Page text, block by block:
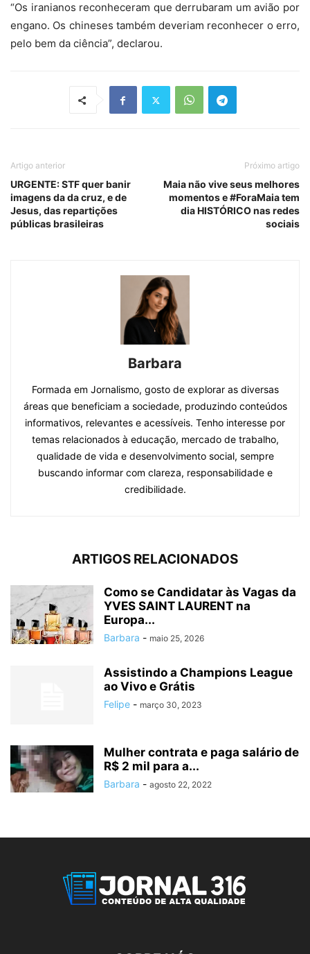
“Os iranianos reconheceram que derrubaram um avião por
engano. Os chineses também deveriam reconhecer o erro,
pelo bem da ciência”, declarou.
Artigo anterior
URGENTE: STF quer banir
imagens da da cruz, e de
Jesus, das repartições
públicas brasileiras
Próximo artigo
Maia não vive seus melhores
momentos e #ForaMaia tem
dia HISTÓRICO nas redes
sociais
Barbara
Formada em Jornalismo, gosto de explorar as diversas
áreas que beneficiam a sociedade, produzindo conteúdos
informativos, relevantes e acessíveis. Tenho interesse por
temas relacionados à educação, mercado de trabalho,
qualidade de vida e desenvolvimento social, sempre
buscando informar com clareza, responsabilidade e
credibilidade.
ARTIGOS RELACIONADOS
Como se Candidatar às Vagas da
YVES SAINT LAURENT na
Europa...
Barbara - maio 25, 2026
Assistindo a Champions League
ao Vivo e Grátis
Felipe - março 30, 2023
Mulher contrata e paga salário de
R$ 2 mil para a...
Barbara - agosto 22, 2022